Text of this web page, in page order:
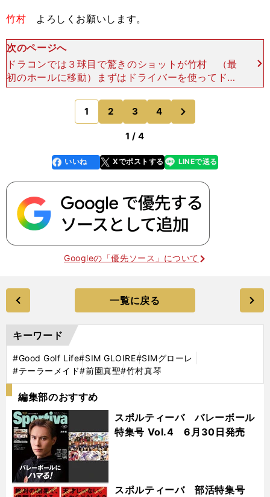
竹村 よろしくお願いします。
次のページへ
ドラコンでは３球目で驚きのショットが竹村 （最
初のホールに移動）まずはドライバーを使ってドラ
コン勝負をしましょう。前園さんには３球持ち球が
あります。私は１球にします。先に３球連続で打っ
ていただいて、
1 2 3 4
のページへ
1 / 4
faceboo
k
いいね Xでポストする
line LINEで送る
Googleの「優先ソース」について
一覧に戻る
キーワード
#Good Golf Life#SIM GLOIRE#SIMグローレ
#テーラーメイド#前園真聖#竹村真琴
編集部のおすすめ
スポルティーバ バレーボール
特集号 Vol.4 6月30日発売
スポルティーバ 部活特集号